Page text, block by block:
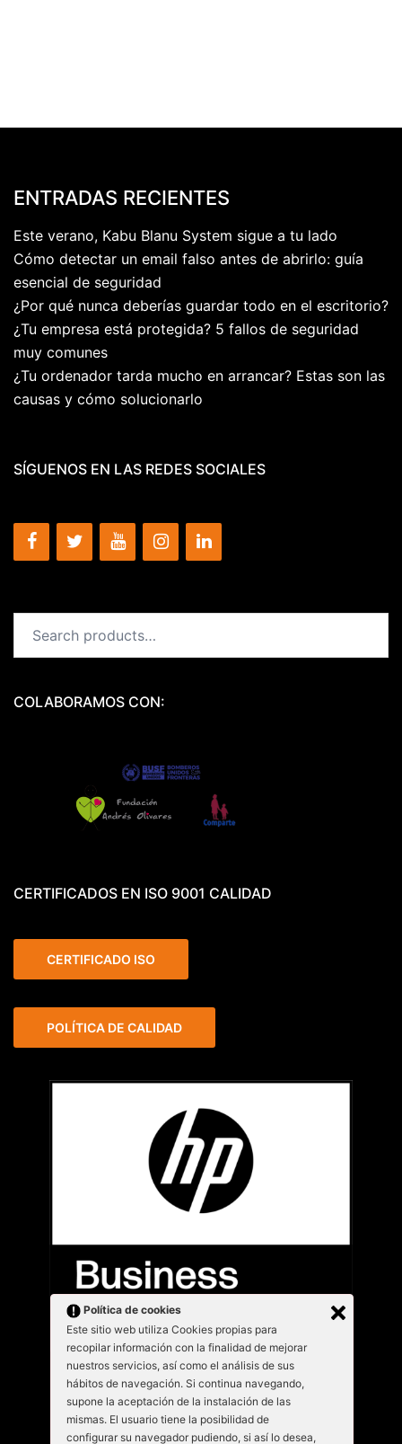
ENTRADAS RECIENTES
Este verano, Kabu Blanu System sigue a tu lado
Cómo detectar un email falso antes de abrirlo: guía
esencial de seguridad
¿Por qué nunca deberías guardar todo en el escritorio?
¿Tu empresa está protegida? 5 fallos de seguridad
muy comunes
¿Tu ordenador tarda mucho en arrancar? Estas son las
causas y cómo solucionarlo
SÍGUENOS EN LAS REDES SOCIALES
COLABORAMOS CON:
CERTIFICADOS EN ISO 9001 CALIDAD
CERTIFICADO ISO
POLÍTICA DE CALIDAD
Política de cookies
Este sitio web utiliza Cookies propias para
recopilar información con la finalidad de mejorar
nuestros servicios, así como el análisis de sus
hábitos de navegación. Si continua navegando,
supone la aceptación de la instalación de las
mismas. El usuario tiene la posibilidad de
configurar su navegador pudiendo, si así lo desea,